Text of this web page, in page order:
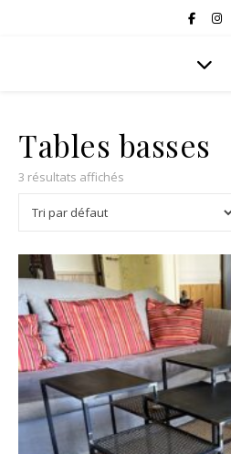
Tables basses
3 résultats affichés